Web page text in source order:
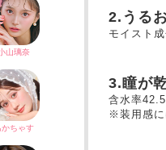
2.うる
モイスト
3.瞳が
含水率
※装用感に